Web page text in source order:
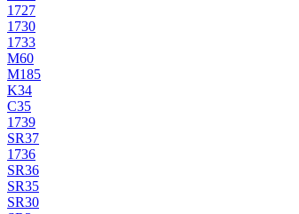
1727
1730
1733
M60
M185
K34
C35
1739
SR37
1736
SR36
SR35
SR30